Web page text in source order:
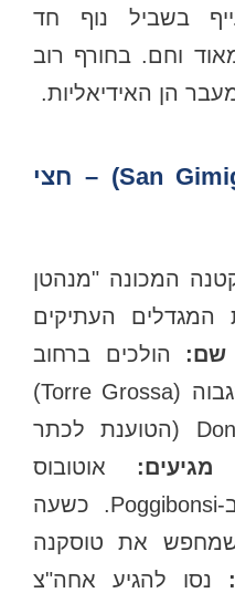
בשביל נוף חד
בחורף רוב
הן האידיאליות.
סן ג'ימיניאנו (San Gimignano) – חצי
המכונה "מנהטן
העתיקים
הולכים ברחוב
הראשי, עולים למגדל הגבוה (Torre Grossa)
ואוכלים בגלידריית Dondoli (הטוענת לכתר
אוטובוס
מפירנצה עם החלפה ב-Poggibonsi. כשעה
את טוסקנה
להגיע אחה"צ